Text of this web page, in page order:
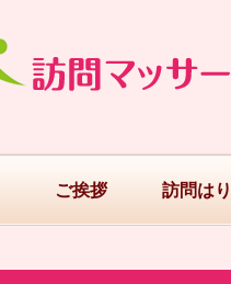
ご挨拶 訪問は